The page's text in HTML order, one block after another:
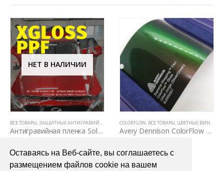
Оставаясь на Веб-сайте, вы соглашаетесь с
размещением файлов cookie на вашем
,ТОНИРОВОЧНЫЕ ПЛЕНКИ
НЕТ В НАЛИЧИИ
ВСЕ ТОВАРЫ,ЗАЩИТНЫЕ АНТИГРАВИЙНЫЕ ПЛЕНКИ ДЛЯ АВТОМОБИЛЯ , ПОЛИУРЕТАНОВЫЕ
Антигравийная пленка Solarnex XGloss 1,52м х 1м
ПОДРОБНЕЕ
COLORFLOW, ВСЕ ТОВАРЫ, ЦВЕТНЫЕ ВИНИЛОВЫЕ ПЛЕНКИ
Avery Dennison ColorFlow Urban Jungle Gloss (Silver/Green)
В КОРЗИНУ